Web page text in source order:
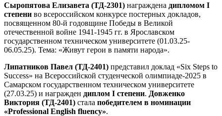
Сыропятова Елизавета (ТД-2301) награждена дипломом I
степени во всероссийском конкурсе постерных докладов,
посвященном 80-й годовщине Победы в Великой
отечественной войне 1941-1945 гг. в Ярославском
государственном техническом университете (01.03.25-
06.05.25). Тема: «Живут герои в памяти народа».
Липатников Павел (ТД-2401) представил доклад «Six Steps to
Success» на Всероссийской студенческой олимпиаде-2025 в
Самарском государственном техническом университете
(27.03.25) и награжден диплом I степени. Довженко
Виктория (ТД-2401) стала победителем в номинации
«Professional English fluency».